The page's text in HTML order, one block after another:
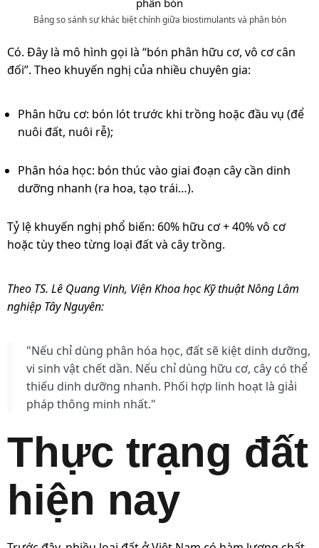
Bảng so sánh sự khác biệt chính giữa biostimulants và phân bón
Có. Đây là mô hình gọi là “bón phân hữu cơ, vô cơ cân
đối”. Theo khuyến nghị của nhiều chuyên gia:
Phân hữu cơ: bón lót trước khi trồng hoặc đầu vụ (để
nuôi đất, nuôi rễ);
Phân hóa học: bón thúc vào giai đoạn cây cần dinh
dưỡng nhanh (ra hoa, tạo trái…).
Tỷ lệ khuyến nghị phổ biến: 60% hữu cơ + 40% vô cơ
hoặc tùy theo từng loại đất và cây trồng.
Theo TS. Lê Quang Vinh, Viện Khoa học Kỹ thuật Nông Lâm
nghiệp Tây Nguyên:
"Nếu chỉ dùng phân hóa học, đất sẽ kiệt dinh dưỡng,
vi sinh vật chết dần. Nếu chỉ dùng hữu cơ, cây có thể
thiếu dinh dưỡng nhanh. Phối hợp linh hoạt là giải
pháp thông minh nhất."
Thực trạng đất
hiện nay